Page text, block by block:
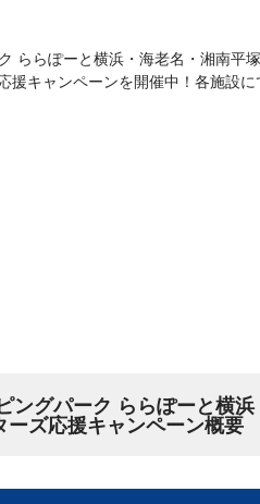
ららぽーと横浜・海老名・湘南平
援キャンペーンを開催中！各施設に
ングパーク ららぽーと横
ーズ応援キャンペーン概要